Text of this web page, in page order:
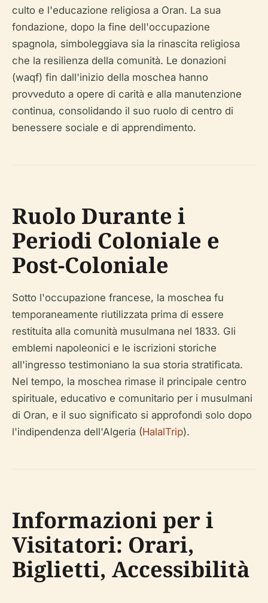
culto e l'educazione religiosa a Oran. La sua
fondazione, dopo la fine dell'occupazione
spagnola, simboleggiava sia la rinascita religiosa
che la resilienza della comunità. Le donazioni
(waqf) fin dall'inizio della moschea hanno
provveduto a opere di carità e alla manutenzione
continua, consolidando il suo ruolo di centro di
benessere sociale e di apprendimento.
Ruolo Durante i
Periodi Coloniale e
Post-Coloniale
Sotto l'occupazione francese, la moschea fu
temporaneamente riutilizzata prima di essere
restituita alla comunità musulmana nel 1833. Gli
emblemi napoleonici e le iscrizioni storiche
all'ingresso testimoniano la sua storia stratificata.
Nel tempo, la moschea rimase il principale centro
spirituale, educativo e comunitario per i musulmani
di Oran, e il suo significato si approfondì solo dopo
l'indipendenza dell'Algeria (HalalTrip).
Informazioni per i
Visitatori: Orari,
Biglietti, Accessibilità